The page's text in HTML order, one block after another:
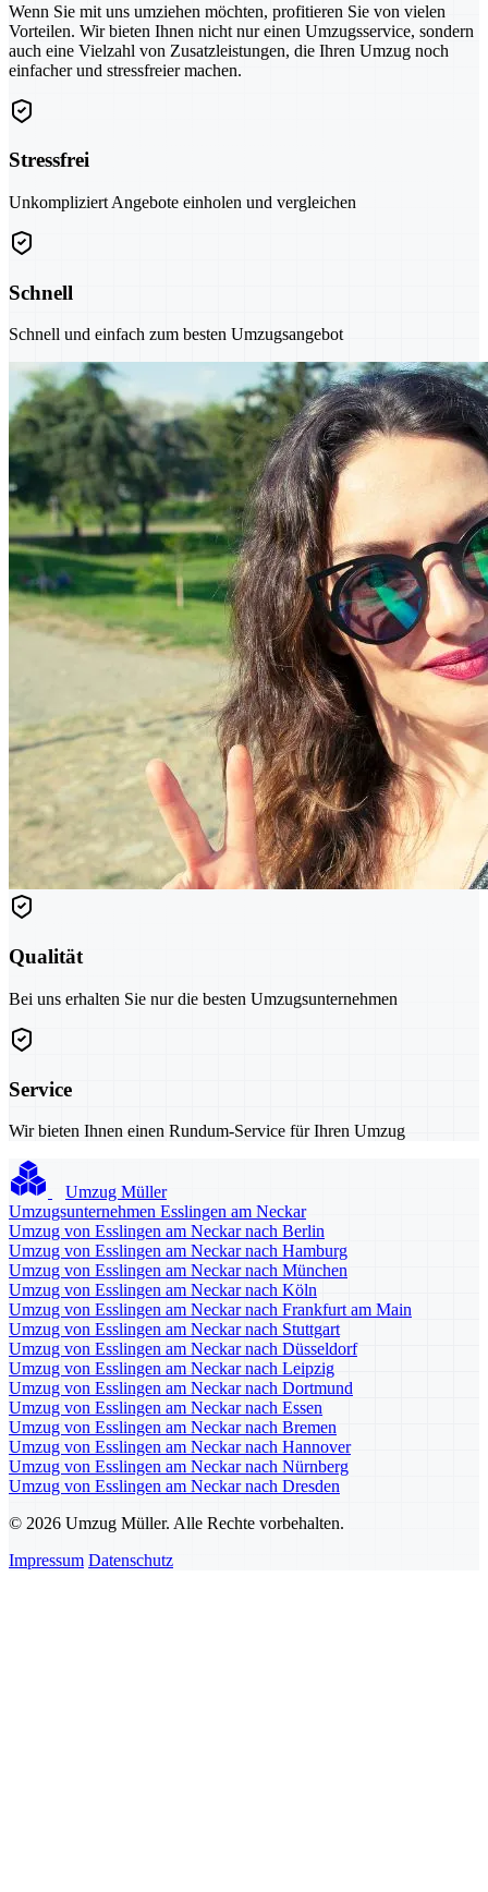
Wenn Sie mit uns umziehen möchten, profitieren Sie von vielen
Vorteilen. Wir bieten Ihnen nicht nur einen Umzugsservice, sondern
auch eine Vielzahl von Zusatzleistungen, die Ihren Umzug noch
einfacher und stressfreier machen.
Stressfrei
Unkompliziert Angebote einholen und vergleichen
Schnell
Schnell und einfach zum besten Umzugsangebot
Qualität
Bei uns erhalten Sie nur die besten Umzugsunternehmen
Service
Wir bieten Ihnen einen Rundum-Service für Ihren Umzug
Umzug Müller
Umzugsunternehmen Esslingen am Neckar
Umzug von Esslingen am Neckar nach Berlin
Umzug von Esslingen am Neckar nach Hamburg
Umzug von Esslingen am Neckar nach München
Umzug von Esslingen am Neckar nach Köln
Umzug von Esslingen am Neckar nach Frankfurt am Main
Umzug von Esslingen am Neckar nach Stuttgart
Umzug von Esslingen am Neckar nach Düsseldorf
Umzug von Esslingen am Neckar nach Leipzig
Umzug von Esslingen am Neckar nach Dortmund
Umzug von Esslingen am Neckar nach Essen
Umzug von Esslingen am Neckar nach Bremen
Umzug von Esslingen am Neckar nach Hannover
Umzug von Esslingen am Neckar nach Nürnberg
Umzug von Esslingen am Neckar nach Dresden
© 2026 Umzug Müller. Alle Rechte vorbehalten.
Impressum Datenschutz